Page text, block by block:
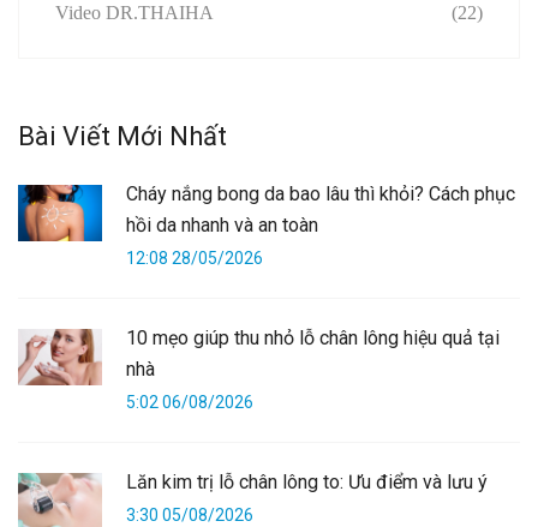
Video DR.THAIHA (22)
Bài Viết Mới Nhất
Cháy nắng bong da bao lâu thì khỏi? Cách phục
hồi da nhanh và an toàn
12:08 28/05/2026
10 mẹo giúp thu nhỏ lỗ chân lông hiệu quả tại
nhà
5:02 06/08/2026
Lăn kim trị lỗ chân lông to: Ưu điểm và lưu ý
3:30 05/08/2026